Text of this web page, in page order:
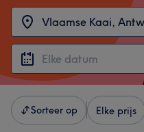
Sorteer op Elke prijs